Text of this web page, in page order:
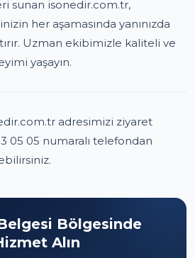
sunan isonedir.com.tr,
her aşamasında yanınızda
Uzman ekibimizle kaliteli ve
yaşayın.
adresimizi ziyaret
05 05 numaralı telefondan
Bölgesinde
Alın